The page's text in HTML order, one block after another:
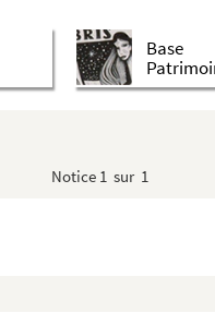
Base
Notice 1 sur 1